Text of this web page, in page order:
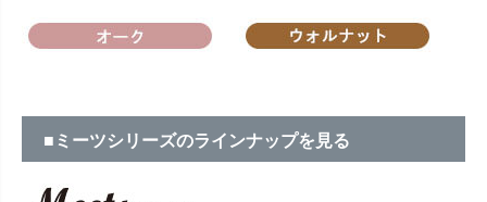
■ミーツシリーズのラインナップを見る